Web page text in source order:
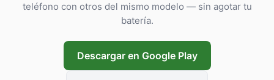
teléfono con otros del mismo modelo — sin agotar tu
batería.
Descargar en Google Play